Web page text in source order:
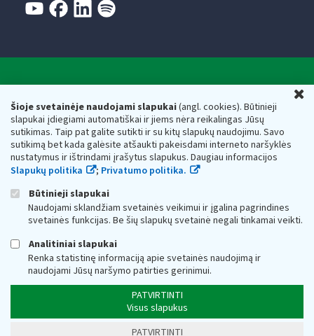
Šioje svetainėje naudojami slapukai(angl. cookies). Būtinieji
slapukai įdiegiami automatiškai ir jiems nėra reikalingas Jūsų
sutikimas. Taip pat galite sutikti ir su kitų slapukų naudojimu. Savo
sutikimą bet kada galėsite atšaukti pakeisdami interneto naršyklės
nustatymus ir ištrindami įrašytus slapukus. Daugiau informacijos
Slapukų politika
; Privatumo politika.
Būtinieji slapukai
Naudojami sklandžiam svetainės veikimui ir įgalina pagrindines
svetainės funkcijas. Be šių slapukų svetainė negali tinkamai veikti.
Analitiniai slapukai
Renka statistinę informaciją apie svetainės naudojimą ir
naudojami Jūsų naršymo patirties gerinimui.
PATVIRTINTI
Visus slapukus
PATVIRTINTI
Respublikos finansų ministerijos
Biudžetinė įstaiga. Juridinio asmens kodas — 188659752,
adresas: Vasario 16-osios g. 14, 01107 Vilnius, Lietuva, el.paštas:
vmi@vmi.lt, E. pristatymo dėžutės adresas 188659752
Duomenys apie Valstybinę mokesčių inspekciją prie Lietuvos
Respublikos finansų ministerijos kaupiami ir saugomi Juridinių